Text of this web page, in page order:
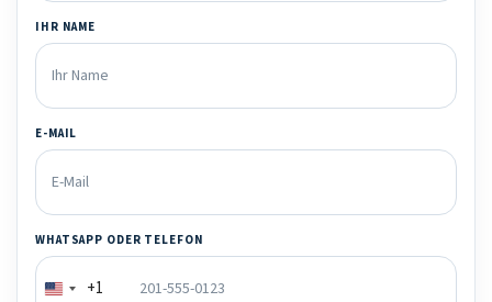
IHR NAME
E-MAIL
WHATSAPP ODER TELEFON
+1